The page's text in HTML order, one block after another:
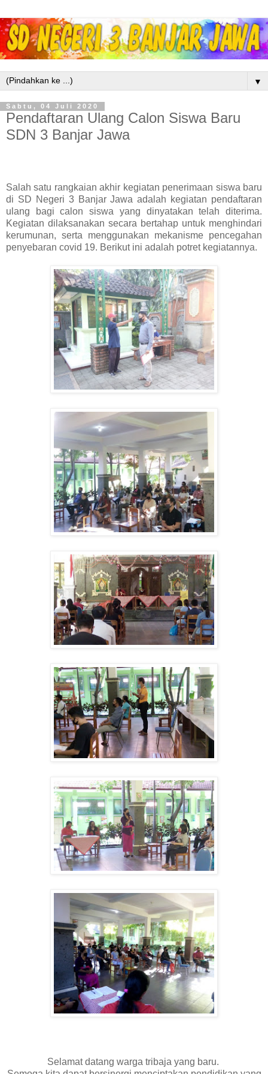
▼
Sabtu, 04 Juli 2020
Pendaftaran Ulang Calon Siswa Baru
SDN 3 Banjar Jawa
Salah satu rangkaian akhir kegiatan penerimaan siswa baru
di SD Negeri 3 Banjar Jawa adalah kegiatan pendaftaran
ulang bagi calon siswa yang dinyatakan telah diterima.
Kegiatan dilaksanakan secara bertahap untuk menghindari
kerumunan, serta menggunakan mekanisme pencegahan
penyebaran covid 19. Berikut ini adalah potret kegiatannya.
Selamat datang warga tribaja yang baru.